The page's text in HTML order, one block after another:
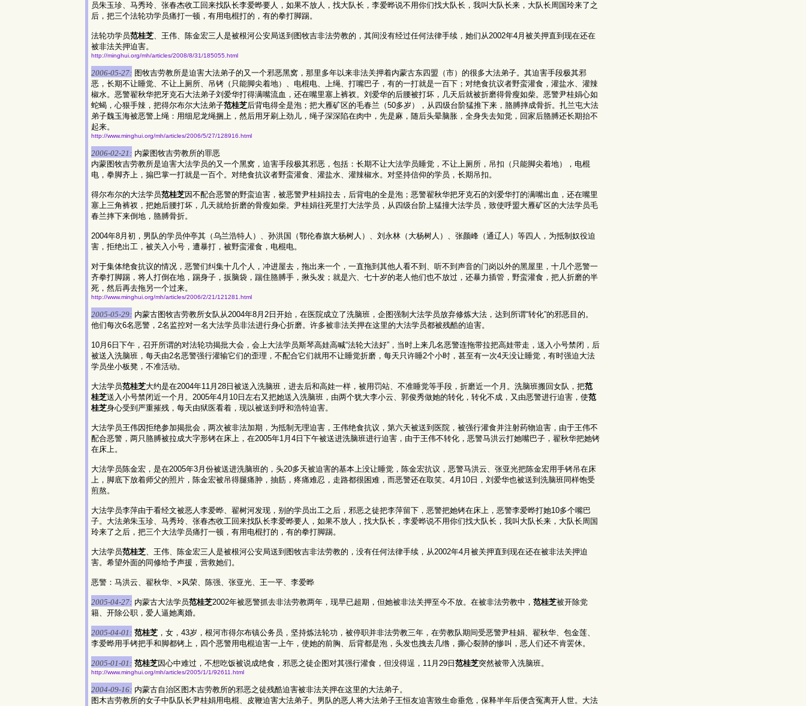
员朱玉珍、马秀玲、张春杰收工回来找队长李爱晔要人，如果不放人，找大队长，李爱晔说不用你们找大队长，我叫大队长来，大队长周国玲来了之
后，把三个法轮功学员痛打一顿，有用电棍打的，有的拳打脚踢。
法轮功学员范桂芝、王伟、陈金宏三人是被根河公安局送到图牧吉非法劳教的，其间没有经过任何法律手续，她们从2002年4月被关押直到现在还在
被非法关押迫害。
http://minghui.org/mh/articles/2008/8/31/185055.html
2006-05-27: 图牧吉劳教所是迫害大法弟子的又一个邪恶黑窝，那里多年以来非法关押着内蒙古东四盟（市）的很多大法弟子。其迫害手段极其邪
恶，长期不让睡觉、不让上厕所、吊铐（只能脚尖着地）、电棍电、上绳、打嘴巴子，有的一打就是一百下；对绝食抗议者野蛮灌食，灌盐水、灌辣
椒水。恶警翟秋华把牙克石大法弟子刘爱华打得满嘴流血，还在嘴里塞上裤衩。刘爱华的后腰被打坏，几天后就被折磨得骨瘦如柴。恶警尹桂娟心如
蛇蝎，心狠手辣，把得尔布尔大法弟子范桂芝后背电得全是泡；把大雁矿区的毛春兰（50多岁），从四级台阶猛推下来，胳膊摔成骨折。扎兰屯大法
弟子魏玉海被恶警上绳：用细尼龙绳捆上，然后用牙刷上劲儿，绳子深深陷在肉中，先是麻，随后头晕脑胀，全身失去知觉，回家后胳膊还长期抬不
起来。
http://www.minghui.org/mh/articles/2006/5/27/128916.html
2006-02-21: 内蒙图牧吉劳教所的罪恶
内蒙图牧吉劳教所是迫害大法学员的又一个黑窝，迫害手段极其邪恶，包括：长期不让大法学员睡觉，不让上厕所，吊扣（只能脚尖着地），电棍
电，拳脚齐上，搧巴掌一打就是一百个。对绝食抗议者野蛮灌食、灌盐水、灌辣椒水。对坚持信仰的学员，长期吊扣。
得尔布尔的大法学员范桂芝因不配合恶警的野蛮迫害，被恶警尹桂娟拉去，后背电的全是泡；恶警翟秋华把牙克石的刘爱华打的满嘴出血，还在嘴里
塞上三角裤衩，把她后腰打坏，几天就给折磨的骨瘦如柴。尹桂娟往死里打大法学员，从四级台阶上猛撞大法学员，致使呼盟大雁矿区的大法学员毛
春兰摔下来倒地，胳膊骨折。
2004年8月初，男队的学员仲亭其（乌兰浩特人）、孙洪国（鄂伦春旗大杨树人）、刘永林（大杨树人）、张颜峰（通辽人）等四人，为抵制奴役迫
害，拒绝出工，被关入小号，遭暴打，被野蛮灌食，电棍电。
对于集体绝食抗议的情况，恶警们纠集十几个人，冲进屋去，拖出来一个，一直拖到其他人看不到、听不到声音的门岗以外的黑屋里，十几个恶警一
齐拳打脚踢，将人打倒在地，踢身子，扳脑袋，踹住胳膊手，揪头发；就是六、七十岁的老人他们也不放过，还暴力插管，野蛮灌食，把人折磨的半
死，然后再去拖另一个过来。
http://www.minghui.org/mh/articles/2006/2/21/121281.html
2005-05-29: 内蒙古图牧吉劳教所女队从2004年8月2日开始，在医院成立了洗脑班，企图强制大法学员放弃修炼大法，达到所谓“转化”的邪恶目的。
他们每次6名恶警，2名监控对一名大法学员非法进行身心折磨。许多被非法关押在这里的大法学员都被残酷的迫害。
10月6日下午，召开所谓的对法轮功揭批大会，会上大法学员斯琴高娃高喊“法轮大法好”，当时上来几名恶警连拖带拉把高娃带走，送入小号禁闭，后
被送入洗脑班，每天由2名恶警强行灌输它们的歪理，不配合它们就用不让睡觉折磨，每天只许睡2个小时，甚至有一次4天没让睡觉，有时强迫大法
学员坐小板凳，不准活动。
大法学员范桂芝大约是在2004年11月28日被送入洗脑班，进去后和高娃一样，被用罚站、不准睡觉等手段，折磨近一个月。洗脑班搬回女队，把范
桂芝送入小号禁闭近一个月。2005年4月10日左右又把她送入洗脑班，由两个犹大李小云、郭俊秀做她的转化，转化不成，又由恶警进行迫害，使范
桂芝身心受到严重摧残，每天由狱医看着，现以被送到呼和浩特迫害。
大法学员王伟因拒绝参加揭批会，两次被非法加期，为抵制无理迫害，王伟绝食抗议，第六天被送到医院，被强行灌食并注射药物迫害，由于王伟不
配合恶警，两只胳膊被拉成大字形铐在床上，在2005年1月4日下午被送进洗脑班进行迫害，由于王伟不转化，恶警马洪云打她嘴巴子，翟秋华把她铐
在床上。
大法学员陈金宏，是在2005年3月份被送进洗脑班的，头20多天被迫害的基本上没让睡觉，陈金宏抗议，恶警马洪云、张亚光把陈金宏用手铐吊在床
上，脚底下放着师父的照片，陈金宏被吊得腿痛肿，抽筋，疼痛难忍，走路都很困难，而恶警还在取笑。4月10日，刘爱华也被送到洗脑班同样饱受
煎熬。
大法学员李萍由于看经文被恶人李爱晔、翟树河发现，别的学员出工之后，邪恶之徒把李萍留下，恶警把她铐在床上，恶警李爱晔打她10多个嘴巴
子。大法弟朱玉珍、马秀玲、张春杰收工回来找队长李爱晔要人，如果不放人，找大队长，李爱晔说不用你们找大队长，我叫大队长来，大队长周国
玲来了之后，把三个大法学员痛打一顿，有用电棍打的，有的拳打脚踢。
大法学员范桂芝、王伟、陈金宏三人是被根河公安局送到图牧吉非法劳教的，没有任何法律手续，从2002年4月被关押直到现在还在被非法关押迫
害。希望外面的同修给予声援，营救她们。
恶警：马洪云、翟秋华、×风荣、陈强、张亚光、王一平、李爱晔
2005-04-27: 内蒙古大法学员范桂芝2002年被恶警抓去非法劳教两年，现早已超期，但她被非法关押至今不放。在被非法劳教中， 范桂芝被开除党
籍、开除公职，爱人逼她离婚。
2005-04-01: 范桂芝 ，女，43岁，根河市得尔布镇公务员，坚持炼法轮功，被停职并非法劳教三年，在劳教队期间受恶警尹桂娟、翟秋华、包金莲、
李爱晔用手铐把手和脚都铐上，四个恶警用电棍迫害一上午，使她的前胸、后背都是泡，头发也拽去几绺，撕心裂肺的惨叫，恶人们还不肯罢休。
2005-01-01: 范桂芝因心中难过，不想吃饭被说成绝食，邪恶之徒企图对其强行灌食，但没得逞，11月29日 范桂芝突然被带入洗脑班。
http://www.minghui.org/mh/articles/2005/1/1/92611.html
2004-09-16: 内蒙古自治区图木吉劳教所的邪恶之徒残酷迫害被非法关押在这里的大法弟子。
图木吉劳教所的女子中队队长尹桂娟用电棍、皮鞭迫害大法弟子。男队的恶人将大法弟子王恒友迫害致生命垂危，保释半年后便含冤离开人世。大法